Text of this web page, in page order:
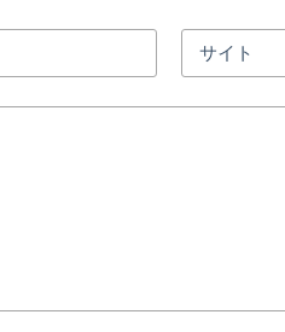
サイト